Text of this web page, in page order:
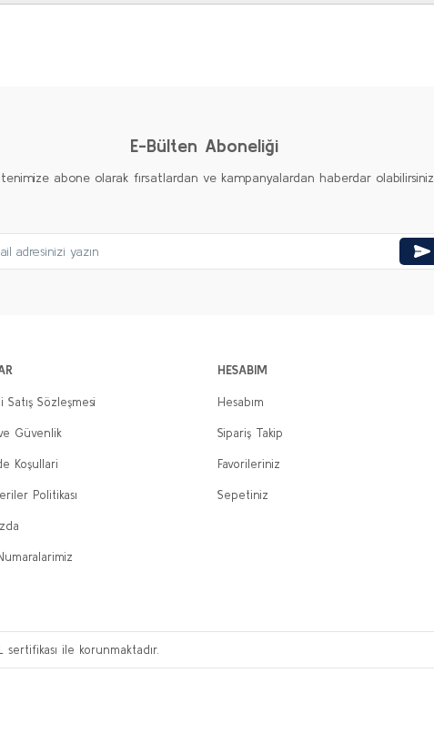
E-Bülten Aboneliği
abone olarak fırsatlardan ve kampanyalardan haberdar olabilirsiniz.
Satış Sözleşmesi
Güvenlik
Koşullari
Politikası
HESABIM
Hesabım
Sipariş Takip
Favorileriniz
Sepetiniz
sertifikası ile korunmaktadır.